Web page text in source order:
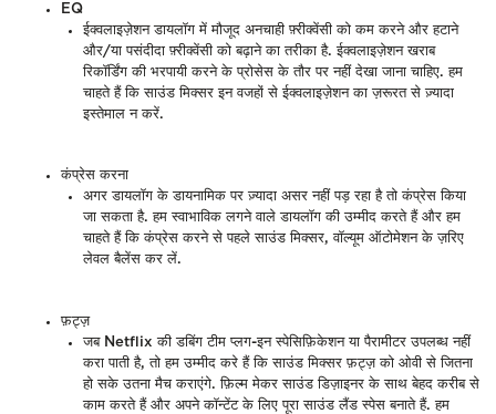
EQ
ईक्वलाइज़ेशन डायलॉग में मौजूद अनचाही फ़्रीक्वेंसी को कम करने और हटाने
और/या पसंदीदा फ़्रीक्वेंसी को बढ़ाने का तरीका है. ईक्वलाइज़ेशन खराब
रिकॉर्डिंग की भरपायी करने के प्रोसेस के तौर पर नहीं देखा जाना चाहिए. हम
चाहते हैं कि साउंड मिक्सर इन वजहों से ईक्वलाइज़ेशन का ज़रूरत से ज़्यादा
इस्तेमाल न करें.
कंप्रेस करना
अगर डायलॉग के डायनामिक पर ज़्यादा असर नहीं पड़ रहा है तो कंप्रेस किया
जा सकता है. हम स्वाभाविक लगने वाले डायलॉग की उम्मीद करते हैं और हम
चाहते हैं कि कंप्रेस करने से पहले साउंड मिक्सर, वॉल्यूम ऑटोमेशन के ज़रिए
लेवल बैलेंस कर लें.
फ़ट्ज़
जब Netflix की डबिंग टीम प्लग-इन स्पेसिफ़िकेशन या पैरामीटर उपलब्ध नहीं
करा पाती है, तो हम उम्मीद करे हैं कि साउंड मिक्सर फ़ट्ज़ को ओवी से जितना
हो सके उतना मैच कराएंगे. फ़िल्म मेकर साउंड डिज़ाइनर के साथ बेहद करीब से
काम करते हैं और अपने कॉन्टेंट के लिए पूरा साउंड लैंड स्पेस बनाते हैं. हम